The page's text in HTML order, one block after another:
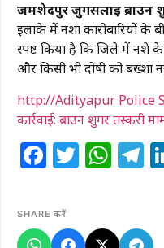
जमशेदपुर जुगसलाई ब्राउन
इलाके में नशा कारोबारियों के
स्पष्ट किया है कि जिले में नशे
और किसी भी दोषी को बख्शा
http://Adityapur Police
कार्रवाई: ब्राउन शुगर तस्करी
SHARE करें